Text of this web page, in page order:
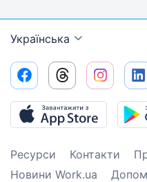
Українська
Ресурси Контакти
Новини Work.ua